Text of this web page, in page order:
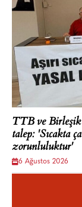
TTB ve
talep: 'Sıcakta
zorunluluktur'
6 Ağustos 2026